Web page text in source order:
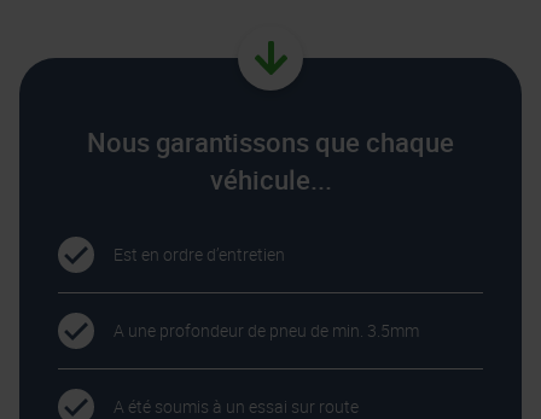
Nous garantissons que chaque
véhicule...
Est en ordre d’entretien
A une profondeur de pneu de min. 3.5mm
A été soumis à un essai sur route